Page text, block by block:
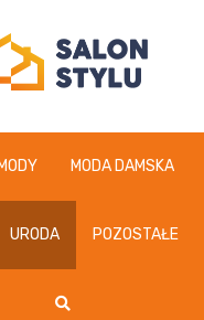
MODA DAMSKA
URODA POZOSTAŁE